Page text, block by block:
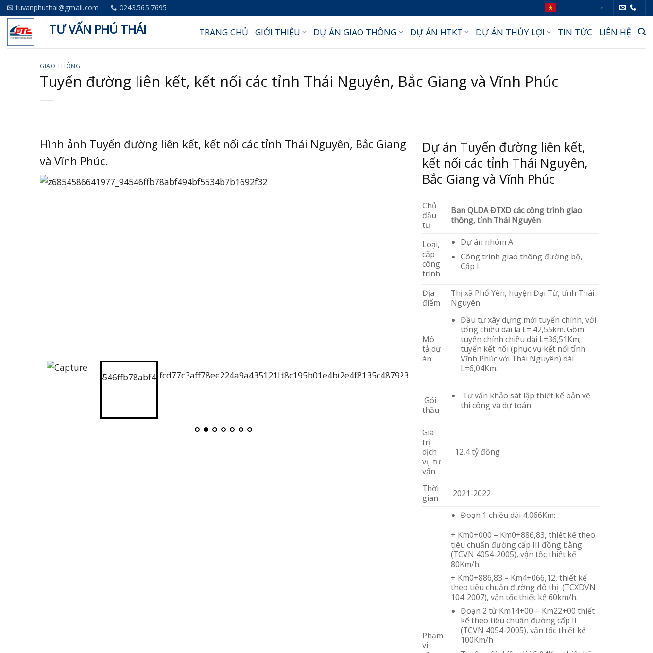
Skip
to
content
tuvanphuthai@gmail.com 0243.565.7695 ▼
TƯ VẤN PHÚ THÁI TRANG CHỦ GIỚI THIỆU DỰ ÁN GIAO THÔNG DỰ ÁN HTKT DỰ ÁN THỦY LỢI TIN TỨC LIÊN HỆ
GIAO THÔNG
Tuyến đường liên kết, kết nối các tỉnh Thái Nguyên, Bắc Giang và Vĩnh Phúc
Hình ảnh Tuyến đường liên kết, kết nối các tỉnh Thái Nguyên, Bắc Giang
và Vĩnh Phúc.
Dự án Tuyến đường liên kết,
kết nối các tỉnh Thái Nguyên,
Bắc Giang và Vĩnh Phúc
Chủ
đầu
tư
Ban QLDA ĐTXD các công trình giao
thông, tỉnh Thái Nguyên
Loại,
cấp
công
trình
Dự án nhóm A
Công trình giao thông đường bộ,
Cấp I
Địa
điểm
Thị xã Phổ Yên, huyện Đại Từ, tỉnh Thái
Nguyên
Mô
tả dự
án:
Đầu tư xây dựng mới tuyến chính, với
tổng chiều dài là L= 42,55km. Gồm
tuyến chính chiều dài L=36,51Km;
tuyến kết nối (phục vụ kết nối tỉnh
Vĩnh Phúc với Thái Nguyên) dài
L=6,04Km.
Gói
thầu
Tư vấn khảo sát lập thiết kế bản vẽ
thi công và dự toán
Giá
trị
dịch
vụ tư
vấn
12,4 tỷ đồng
Thời
gian
2021-2022
Phạm
vi
Đoạn 1 chiều dài 4,066Km:
+ Km0+000 – Km0+886,83, thiết kế theo
tiêu chuẩn đường cấp III đồng bằng
(TCVN 4054-2005), vận tốc thiết kế
80Km/h.
+ Km0+886,83 – Km4+066,12, thiết kế
theo tiêu chuẩn đường đô thị (TCXDVN
104-2007), vận tốc thiết kế 60km/h.
Đoạn 2 từ Km14+00 ÷ Km22+00 thiết
kế theo tiêu chuẩn đường cấp II
(TCVN 4054-2005), vận tốc thiết kế
100Km/h